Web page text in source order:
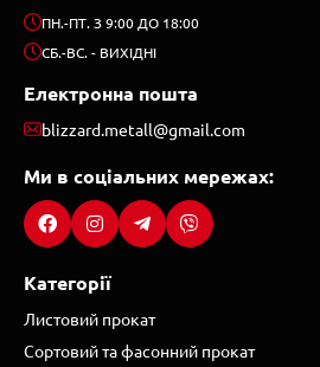
ПН.-ПТ. З 9:00 ДО 18:00
СБ.-ВС. - ВИХІДНІ
Електронна пошта
blizzard.metall@gmail.com
Ми в соціальних мережах:
Категорії
Листовий прокат
Сортовий та фасонний прокат